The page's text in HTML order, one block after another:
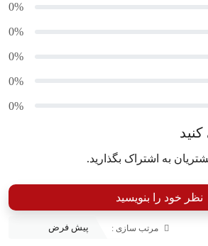
0%
0%
0%
0%
0%
به اشتراک بگذارید.
نظر خود را بنویسید
مرتب سازی :